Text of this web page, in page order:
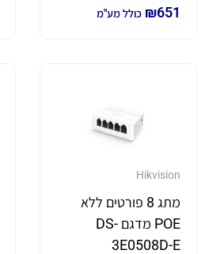
₪651 כולל מע"מ
Hikvision
מתג 8 פורטים ללא
POE מדגם DS-
3E0508D-E